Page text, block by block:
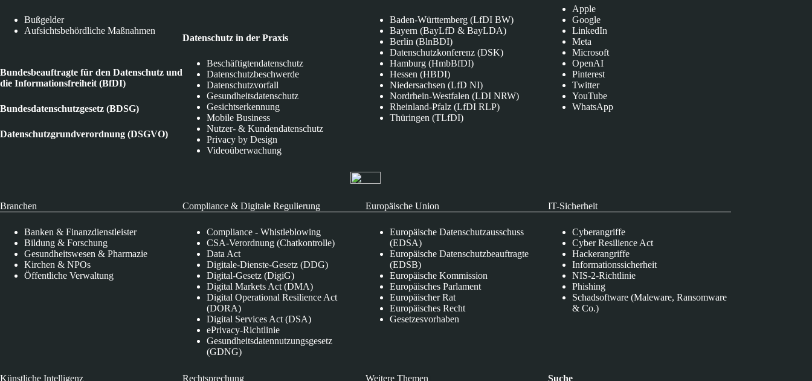
Bußgelder
Aufsichtsbehördliche Maßnahmen
Bundesbeauftragte für den Datenschutz und
die Informationsfreiheit (BfDI)
Bundesdatenschutzgesetz (BDSG)
Datenschutzgrundverordnung (DSGVO)
Datenschutz in der Praxis
Beschäftigtendatenschutz
Datenschutzbeschwerde
Datenschutzvorfall
Gesundheitsdatenschutz
Gesichtserkennung
Mobile Business
Nutzer- & Kundendatenschutz
Privacy by Design
Videoüberwachung
Baden-Württemberg (LfDI BW)
Bayern (BayLfD & BayLDA)
Berlin (BlnBDI)
Datenschutzkonferenz (DSK)
Hamburg (HmbBfDI)
Hessen (HBDI)
Niedersachsen (LfD NI)
Nordrhein-Westfalen (LDI NRW)
Rheinland-Pfalz (LfDI RLP)
Thüringen (TLfDI)
Apple
Google
LinkedIn
Meta
Microsoft
OpenAI
Pinterest
Twitter
YouTube
WhatsApp
Branchen
Banken & Finanzdienstleister
Bildung & Forschung
Gesundheitswesen & Pharmazie
Kirchen & NPOs
Öffentliche Verwaltung
Compliance & Digitale Regulierung
Compliance - Whistleblowing
CSA-Verordnung (Chatkontrolle)
Data Act
Digitale-Dienste-Gesetz (DDG)
Digital-Gesetz (DigiG)
Digital Markets Act (DMA)
Digital Operational Resilience Act
(DORA)
Digital Services Act (DSA)
ePrivacy-Richtlinie
Gesundheitsdatennutzungsgesetz
(GDNG)
Europäische Union
Europäische Datenschutzausschuss
(EDSA)
Europäische Datenschutzbeauftragte
(EDSB)
Europäische Kommission
Europäisches Parlament
Europäischer Rat
Europäisches Recht
Gesetzesvorhaben
IT-Sicherheit
Cyberangriffe
Cyber Resilience Act
Hackerangriffe
Informationssicherheit
NIS-2-Richtlinie
Phishing
Schadsoftware (Maleware, Ransomware
& Co.)
Künstliche Intelligenz Rechtsprechung Weitere Themen Suche